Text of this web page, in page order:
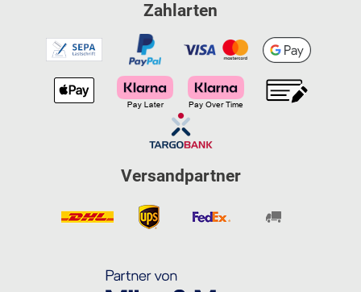
Zahlarten
Versandpartner